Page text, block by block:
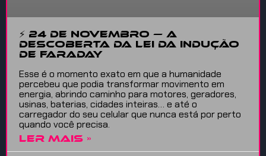
⚡ 24 de Novembro — A
Descoberta da Lei da Indução
de Faraday
Esse é o momento exato em que a humanidade
percebeu que podia transformar movimento em
energia, abrindo caminho para motores, geradores,
usinas, baterias, cidades inteiras… e até o
carregador do seu celular que nunca está por perto
quando você precisa.
LER MAIS »